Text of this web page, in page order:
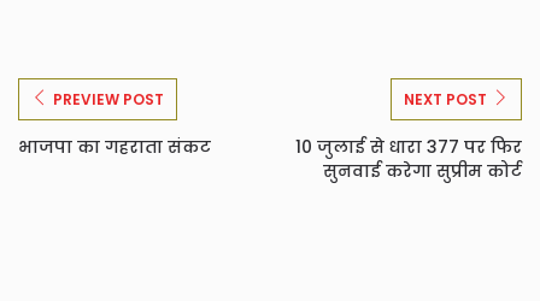
PREVIEW POST
भाजपा का गहराता संकट
NEXT POST
10 जुलाई से धारा 377 पर फि‍र
सुनवाई करेगा सुप्रीम कोर्ट